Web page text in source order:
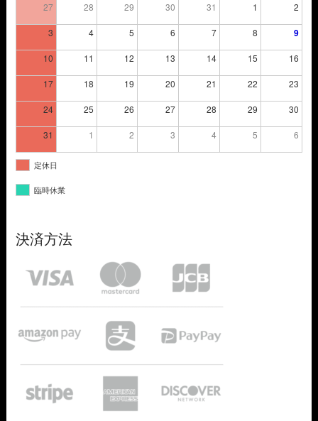
27 28 29 30 31 1 2
3 4 5 6 7 8 9
10 11 12 13 14 15 16
17 18 19 20 21 22 23
24 25 26 27 28 29 30
31 1 2 3 4 5 6
定休日
臨時休業
決済方法